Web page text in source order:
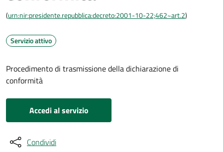
(urn:nir:presidente.repubblica:decreto:2001-10-22;462~art.2)
Servizio attivo
Procedimento di trasmissione della dichiarazione di
conformità
Accedi al servizio
Condividi